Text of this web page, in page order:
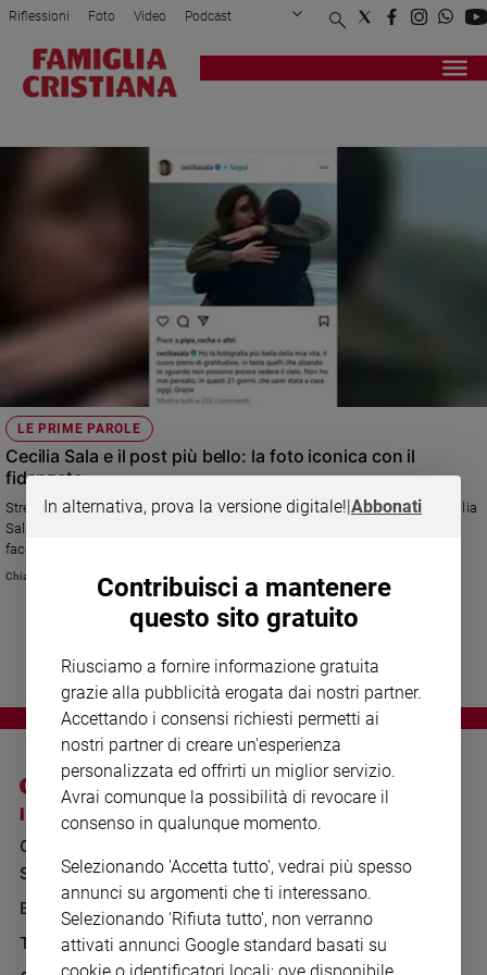
Attualità
Sport
Papa
Papa
Chiesa
Chiesa
Fede
Devozione
giorno
Santo
del
giorno
Società
e
valori
Riflessioni Foto Video Podcast
Privacy Policy Chi siamo
Registrati Redazione
LE PRIME PAROLE
Cecilia Sala e il post più bello: la foto iconica con il
fidanzato
Stretti nell'abbraccio più desiderato. La foto iconica della giornalista Cecilia
Sala con il fidanzato Daniele Ranieri appena atterrata a Ciampino sta
facendo il giro del mondo
Chiara Pelizzoni
I SITI SAN PAOLO
GRUPPO EDITORIALE
SAN PAOLO
BENESSERE
TELENOVA
NOTE LEGALI
INFORMATIVA
WHISTLEBLOWING
SOCIAL
In alternativa, prova la versione digitale!|Abbonati
Contribuisci a mantenere
questo sito gratuito
Riusciamo a fornire informazione gratuita
grazie alla pubblicità erogata dai nostri partner.
Accettando i consensi richiesti permetti ai
nostri partner di creare un'esperienza
personalizzata ed offrirti un miglior servizio.
Avrai comunque la possibilità di revocare il
consenso in qualunque momento.
Selezionando 'Accetta tutto', vedrai più spesso
annunci su argomenti che ti interessano.
Selezionando 'Rifiuta tutto', non verranno
attivati annunci Google standard basati su